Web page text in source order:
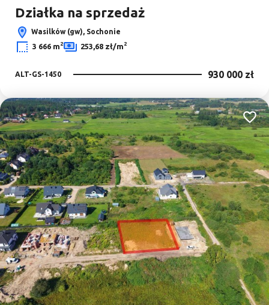
Działka na sprzedaż
Wasilków (gw), Sochonie
3 666 m2 253,68 zł/m2
ALT-GS-1450 930 000 zł